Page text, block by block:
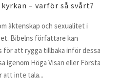
– varför så svårt?
äktenskap och sexualitet i
Bibelns författare kan
för att rygga tillbaka inför dessa
igenom Höga Visan eller Första
att inte tala...